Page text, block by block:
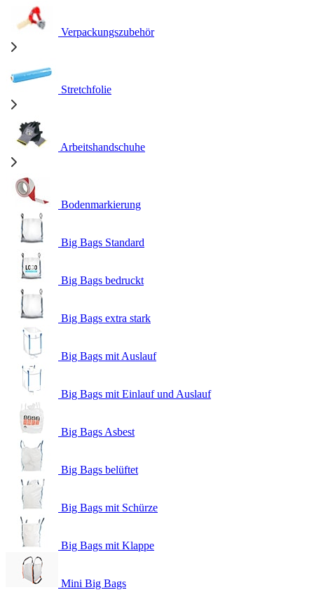
Verpackungszubehör
Stretchfolie
Arbeitshandschuhe
Bodenmarkierung
Big Bags Standard
Big Bags bedruckt
Big Bags extra stark
Big Bags mit Auslauf
Big Bags mit Einlauf und Auslauf
Big Bags Asbest
Big Bags belüftet
Big Bags mit Schürze
Big Bags mit Klappe
Mini Big Bags